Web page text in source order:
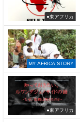
●東アフリカ
MY AFRICA STORY
●東アフリカ